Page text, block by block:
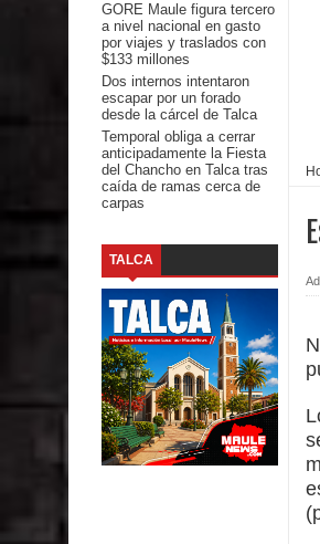
Renuncia del seremi
Talca
Diputado Jorge
impacto ambiental
Municipalidad de
Colegio El Boldo
Municipalidad de
Se activa Código
GORE Maule figura
Dos internos
Temporal obliga a
GORE Maule figura tercero
a nivel nacional en gasto
por viajes y traslados con
$133 millones
Dos internos intentaron
escapar por un forado
desde la cárcel de Talca
Temporal obliga a cerrar
anticipadamente la Fiesta
del Chancho en Talca tras
caída de ramas cerca de
carpas
TALCA